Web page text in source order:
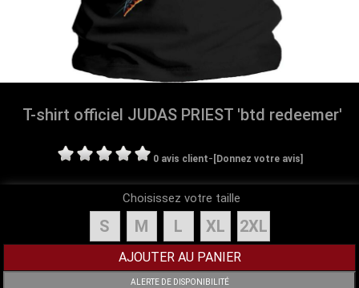
T-shirt officiel JUDAS PRIEST 'btd redeemer'
0 avis client- [Donnez votre avis]
Choisissez votre taille
S M L XL 2XL